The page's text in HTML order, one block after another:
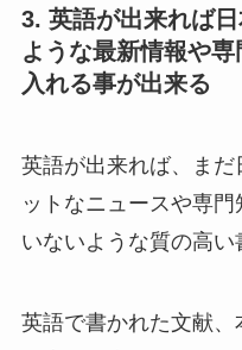
3. 英語が出来れば
ような最新情報や
入れる事が出来る
英語が出来れば、ま
ットなニュースや専
いないような質の高い
英語で書かれた文献